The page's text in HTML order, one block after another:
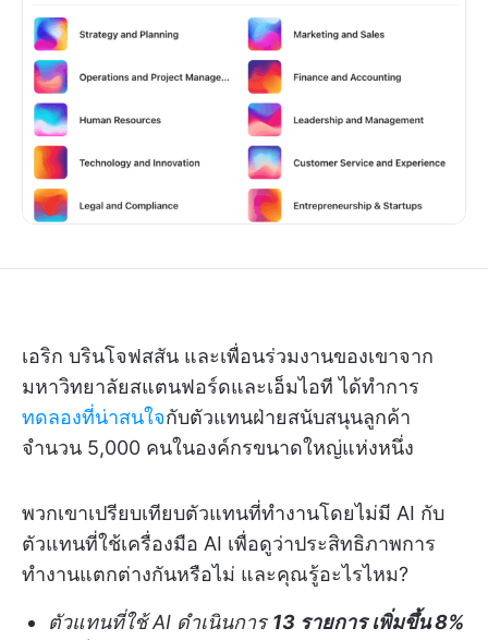
เอริก บรินโจฟสสัน และเพื่อนร่วมงานของเขาจาก
มหาวิทยาลัยสแตนฟอร์ดและเอ็มไอที ได้ทำการ
ทดลองที่น่าสนใจกับตัวแทนฝ่ายสนับสนุนลูกค้า
จำนวน 5,000 คนในองค์กรขนาดใหญ่แห่งหนึ่ง
พวกเขาเปรียบเทียบตัวแทนที่ทำงานโดยไม่มี AI กับ
ตัวแทนที่ใช้เครื่องมือ AI เพื่อดูว่าประสิทธิภาพการ
ทำงานแตกต่างกันหรือไม่ และคุณรู้อะไรไหม?
ตัวแทนที่ใช้ AI ดำเนินการ13 รายการ เพิ่มขึ้น 8%